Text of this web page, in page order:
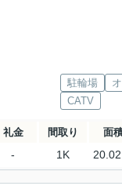
駐輪場
CATV
礼金 間取り 面
- 1K